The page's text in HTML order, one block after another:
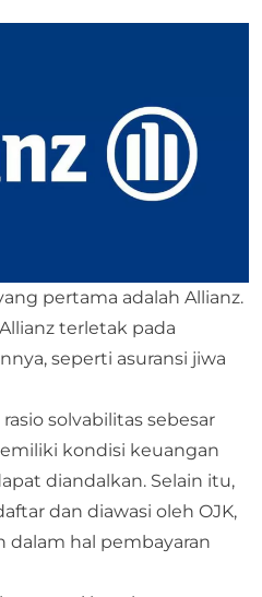
pertama adalah Allianz.
terletak pada
seperti asuransi jiwa
solvabilitas sebesar
kondisi keuangan
diandalkan. Selain itu,
dan diawasi oleh OJK,
dalam hal pembayaran